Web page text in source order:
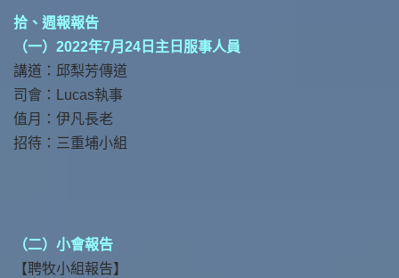
拾、週報報告
（一）2022年7月24日主日服事人員
講道：邱梨芳傳道
司會：Lucas執事
值月：伊凡長老
招待：三重埔小組
（二）小會報告
【聘牧小組報告】